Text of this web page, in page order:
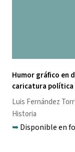
Humor gráfico en
caricatura política
Luis Fernández
Historia
➥Disponible en